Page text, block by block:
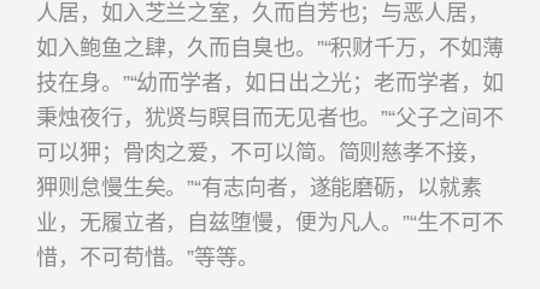
人居，如入芝兰之室，久而自芳也；与恶人居，
如入鲍鱼之肆，久而自臭也。”“积财千万，不如薄
技在身。”“幼而学者，如日出之光；老而学者，如
秉烛夜行，犹贤与瞑目而无见者也。”“父子之间不
可以狎；骨肉之爱，不可以简。简则慈孝不接，
狎则怠慢生矣。”“有志向者，遂能磨砺，以就素
业，无履立者，自兹堕慢，便为凡人。”“生不可不
惜，不可苟惜。”等等。